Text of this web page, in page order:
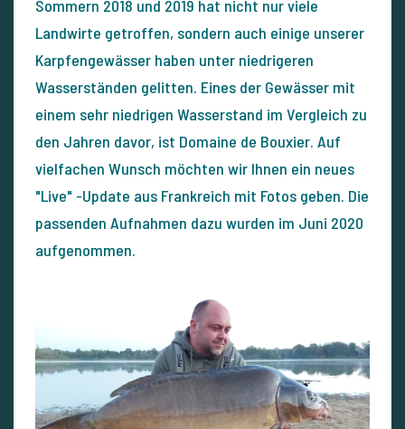
Sommern 2018 und 2019 hat nicht nur viele
Landwirte getroffen, sondern auch einige unserer
Karpfengewässer haben unter niedrigeren
Wasserständen gelitten. Eines der Gewässer mit
einem sehr niedrigen Wasserstand im Vergleich zu
den Jahren davor, ist Domaine de Bouxier. Auf
vielfachen Wunsch möchten wir Ihnen ein neues
"Live" -Update aus Frankreich mit Fotos geben. Die
passenden Aufnahmen dazu wurden im Juni 2020
aufgenommen.